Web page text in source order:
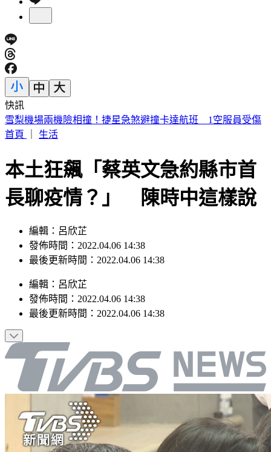
快訊
外送發票「中獎1000萬」 繳水費也中2百萬
首頁
生活
本土狂飆「蔡英文急約縣市首
長聊疫情？」 陳時中這樣說
編輯：呂欣芷
發佈時間：2022.04.06 14:38
最後更新時間：2022.04.06 14:38
編輯 ： 呂欣芷
發佈時間： 2022.04.06 14:38
最後更新時間： 2022.04.06 14:38